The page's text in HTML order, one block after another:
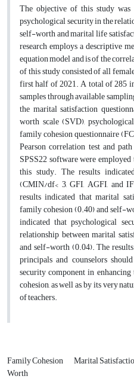
The objective of this study
psychological security in the
self-worth and marital life
research employs a descriptive
equation model and is of the
of this study consisted of all
first half of 2021. A total of 285
samples through available
the marital satisfaction
worth scale (SVD),
family cohesion questionnaire
Pearson correlation test and
SPSS22 software were
this study. The results
(CMIN/df< 3, GFI, AGFI, and
results indicated that marital
family cohesion (0.40) and self-
indicated that psychological
relationship between marital
and self-worth (0.04). The
principals and counselors
security component in
cohesion, as well as, by its very
of teachers.
Family Cohesion Marital
Worth